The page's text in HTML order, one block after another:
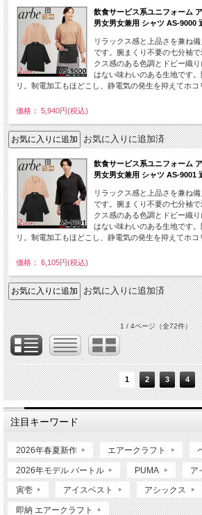
飲食サービス系ユニフォーム
男女男女兼用 シャツ AS-9000
リラックス感と上品さを兼ね
です。腕まくり不要の七分袖
クス感のある色調とドビー織
はない味わいのある生地です
リ。制電加工もほどこし、静電気の発生を抑えてホコ
価格： 5,940円(税込)
お気に入りに追加済
飲食サービス系ユニフォーム
男女男女兼用 シャツ AS-9001
リラックス感と上品さを兼ね
です。腕まくり不要の七分袖
クス感のある色調とドビー織
はない味わいのある生地です
リ。制電加工もほどこし、静電気の発生を抑えてホコ
価格： 6,105円(税込)
お気に入りに追加済
1 / 4ページ（全72件）
1 2 3 4
注目キーワード
2026年春夏新作 エアークラフト
2026年モデル バートル PUMA ア
寅壱 アイスベスト アシックス
即納 エアークラフト